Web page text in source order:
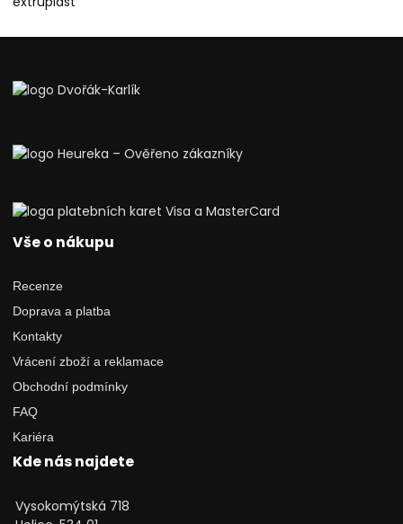
Vše o nákupu
Recenze
Doprava a platba
Kontakty
Vrácení zboží a reklamace
Obchodní podmínky
FAQ
Kariéra
Kde nás najdete
Vysokomýtská 718